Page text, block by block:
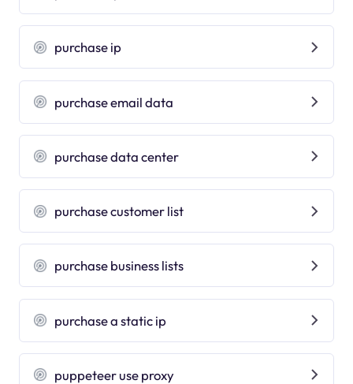
purchase ip
purchase email data
purchase data center
purchase customer list
purchase business lists
purchase a static ip
puppeteer use proxy